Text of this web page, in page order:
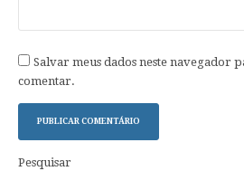
Salvar meus dados neste navegador
comentar.
Pesquisar